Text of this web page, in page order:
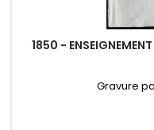
1850 -
Gravure